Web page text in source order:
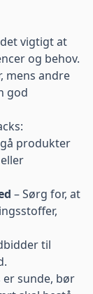
vigtigt at
og behov.
mens andre
god
produkter
– Sørg for, at
til
er sunde, bør